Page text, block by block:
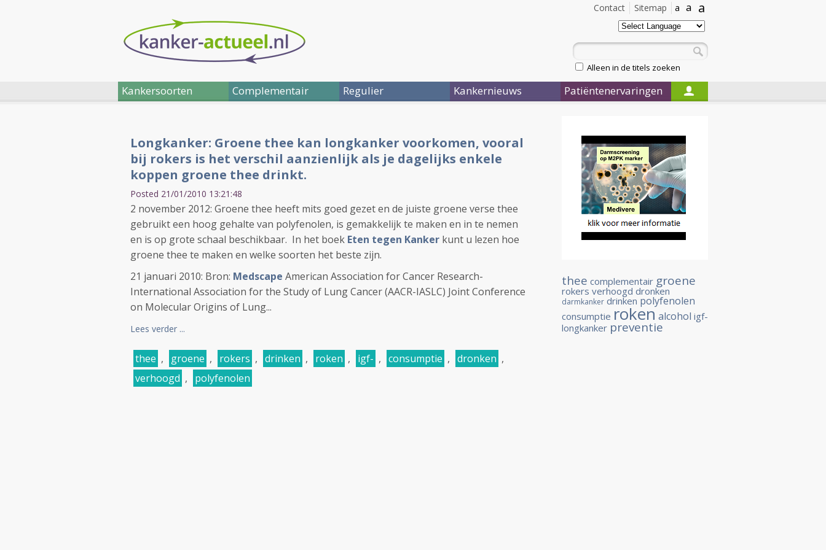
a
a
a
Sitemap
Contact
Alleen in de titels zoeken
Kankersoorten Complementair Regulier Kankernieuws Patiëntenervaringen
Longkanker: Groene thee kan longkanker voorkomen, vooral
bij rokers is het verschil aanzienlijk als je dagelijks enkele
koppen groene thee drinkt.
Posted 21/01/2010 13:21:48
2 november 2012: Groene thee heeft mits goed gezet en de juiste groene verse thee
gebruikt een hoog gehalte van polyfenolen, is gemakkelijk te maken en in te nemen
en is op grote schaal beschikbaar. In het boek Eten tegen Kanker kunt u lezen hoe
groene thee te maken en welke soorten het beste zijn.
21 januari 2010: Bron: Medscape American Association for Cancer Research-
International Association for the Study of Lung Cancer (AACR-IASLC) Joint Conference
on Molecular Origins of Lung...
Lees verder ...
thee , groene , rokers , drinken , roken , igf- , consumptie , dronken ,
verhoogd , polyfenolen
thee complementair groene
rokers verhoogd dronken
darmkanker drinken polyfenolen
consumptie rokenalcohol igf-
longkanker preventie